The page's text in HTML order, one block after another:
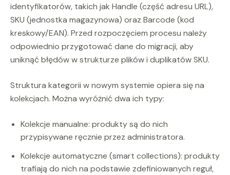
identyfikatorów, takich jak Handle (część adresu URL),
SKU (jednostka magazynowa) oraz Barcode (kod
kreskowy/EAN). Przed rozpoczęciem procesu należy
odpowiednio przygotować dane do migracji, aby
uniknąć błędów w strukturze plików i duplikatów SKU.
Struktura kategorii w nowym systemie opiera się na
kolekcjach. Można wyróżnić dwa ich typy:
Kolekcje manualne: produkty są do nich
przypisywane ręcznie przez administratora.
Kolekcje automatyczne (smart collections): produkty
trafiają do nich na podstawie zdefiniowanych reguł,